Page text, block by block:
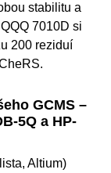
stabilitu a
7010D si
200 reziduí
GCMS –
5Q a HP-
Altium)